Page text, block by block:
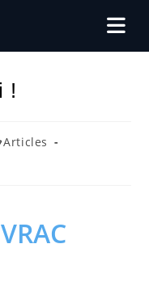
!
Articles